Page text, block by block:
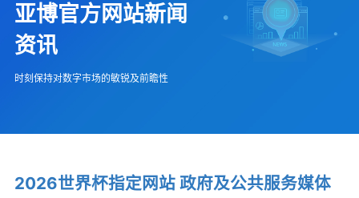
亚博官方网站新闻
资讯
时刻保持对数字市场的敏锐及前瞻性
2026世界杯指定网站 政府及公共服务媒体